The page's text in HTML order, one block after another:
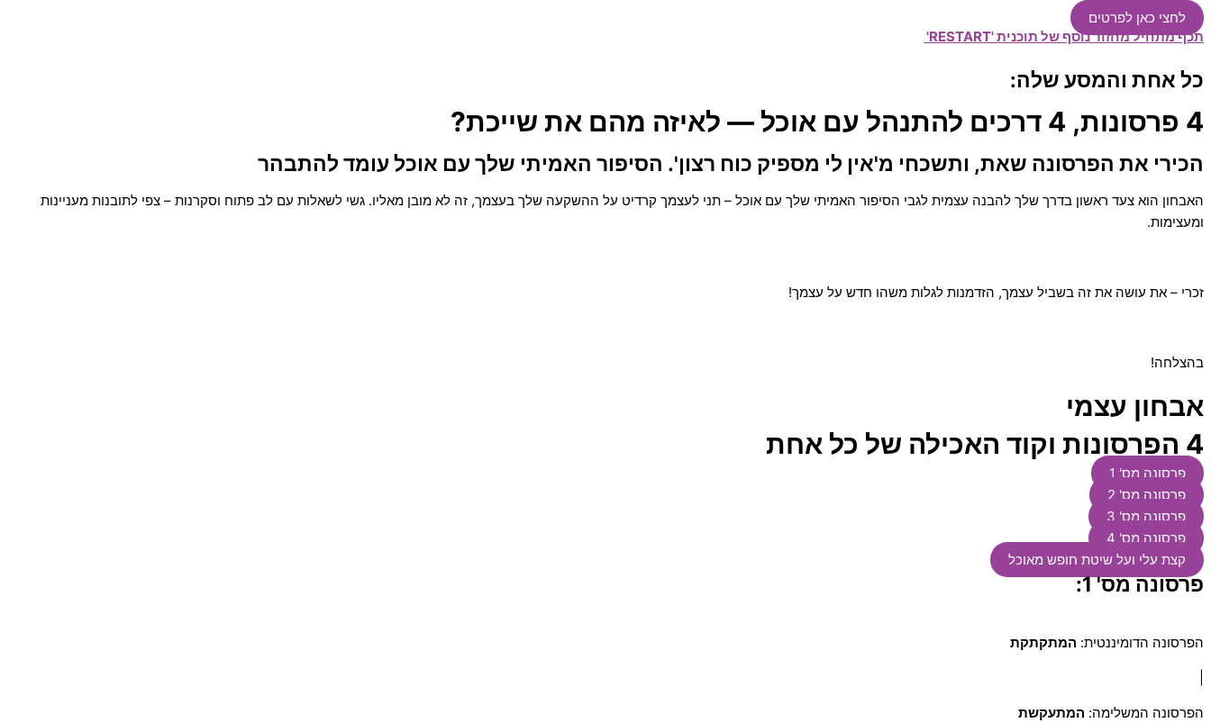
לחצי כאן לפרטים
תכף מתחיל מחזור נוסף של תוכנית 'RESTART'
כל אחת והמסע שלה:
4 פרסונות, 4 דרכים להתנהל עם אוכל — לאיזה מהם את שייכת?
הכירי את הפרסונה שאת, ותשכחי מ'אין לי מספיק כוח רצון'. הסיפור האמיתי שלך עם אוכל עומד להתבהר
האבחון הוא צעד ראשון בדרך שלך להבנה עצמית לגבי הסיפור האמיתי שלך עם אוכל – תני לעצמך קרדיט על ההשקעה שלך בעצמך, זה לא מובן מאליו. גשי לשאלות עם לב פתוח וסקרנות – צפי לתובנות מעניינות
ומעצימות.
זכרי – את עושה את זה בשביל עצמך, הזדמנות לגלות משהו חדש על עצמך!
בהצלחה!
אבחון עצמי
4 הפרסונות וקוד האכילה של כל אחת
פרסונה מס' 1
פרסונה מס' 2
פרסונה מס' 3
פרסונה מס' 4
קצת עלי ועל שיטת חופש מאוכל
פרסונה מס' 1:
הפרסונה הדומיננטית: המתקתקת
הפרסונה המשלימה: המתעקשת